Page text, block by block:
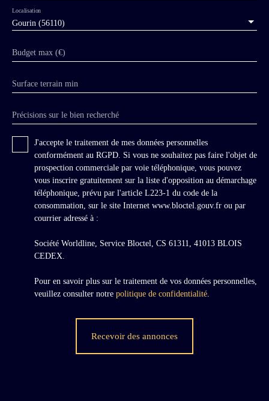
Gourin (56110)
Localisation
Budget max (€)
Surface terrain min
Précisions sur le bien recherché
J'accepte le traitement de mes données personnelles
conformément au RGPD. Si vous ne souhaitez pas faire l'objet de
prospection commerciale par voie téléphonique, vous pouvez
vous inscrire gratuitement sur la liste d'opposition au démarchage
téléphonique, prévu par l'article L223-1 du code de la
consommation, sur le site Internet www.bloctel.gouv.fr ou par
courrier adressé à :
Société Worldline, Service Bloctel, CS 61311, 41013 BLOIS
CEDEX.
Pour en savoir plus sur le traitement de vos données personnelles,
veuillez consulter notre politique de confidentialité
Recevoir des annonces